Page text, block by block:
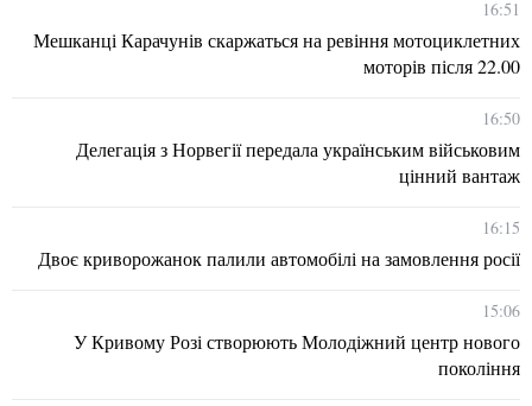
16:51
Мешканці Карачунів скаржаться на ревіння мотоциклетних
моторів після 22.00
16:50
Делегація з Норвегії передала українським військовим
цінний вантаж
16:15
Двоє криворожанок палили автомобілі на замовлення росії
15:06
У Кривому Розі створюють Молодіжний центр нового
покоління